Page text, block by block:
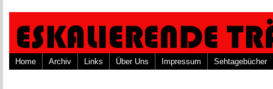
Home Archiv Links Über Uns Impressum Sehtagebücher